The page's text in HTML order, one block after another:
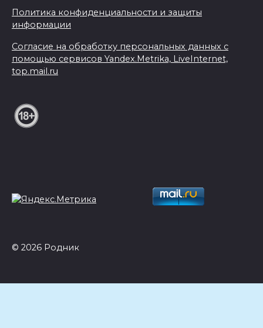
Политика конфиденциальности и защиты
информации
Согласие на обработку персональных данных с
помощью сервисов Yandex.Metrika, LiveInternet,
top.mail.ru
© 2026 Родник